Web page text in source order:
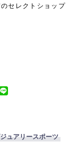
セレクトショップ
ュアリースポーツ